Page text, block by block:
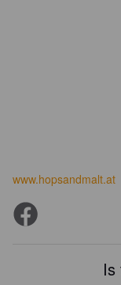
www.hopsandmalt.at
Is